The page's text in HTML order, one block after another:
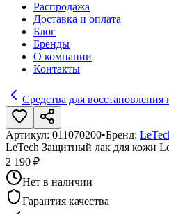
Распродажа
Доставка и оплата
Блог
Бренды
О компании
Контакты
Средства для восстановления
Артикул: 011070200•Бренд:
LeTech Защитный лак для кожи
2 190 ₽
Нет в наличии
Гарантия качества